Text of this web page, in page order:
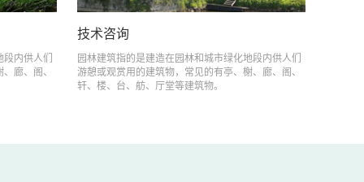
段内供人们
廊、阁、
技术咨询
园林建筑指的是建造在园林和城市绿化地段内供人们
游憩或观赏用的建筑物，常见的有亭、榭、廊、阁、
轩、楼、台、舫、厅堂等建筑物。